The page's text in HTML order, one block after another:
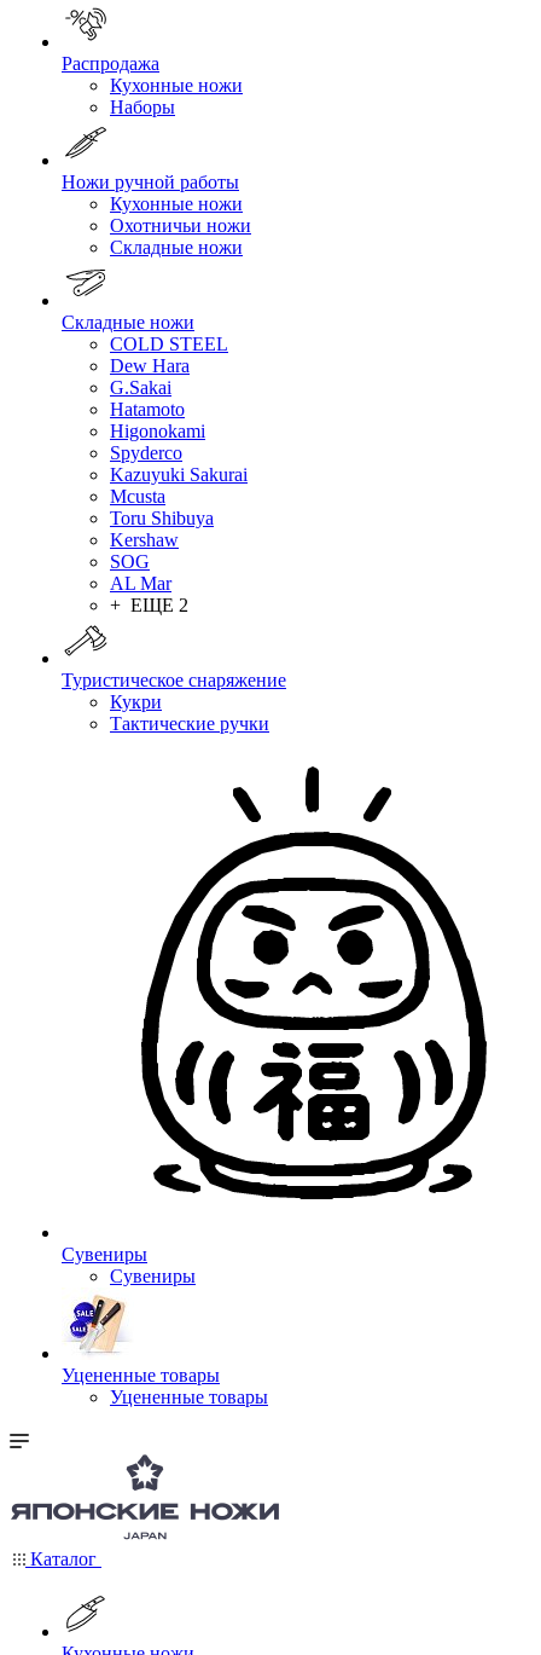
Распродажа
Кухонные ножи
Наборы
Ножи ручной работы
Кухонные ножи
Охотничьи ножи
Складные ножи
Складные ножи
COLD STEEL
Dew Hara
G.Sakai
Hatamoto
Higonokami
Spyderco
Kazuyuki Sakurai
Mcusta
Toru Shibuya
Kershaw
SOG
AL Mar
+ ЕЩЕ 2
Туристическое снаряжение
Кукри
Тактические ручки
Сувениры
Сувениры
Уцененные товары
Уцененные товары
Каталог